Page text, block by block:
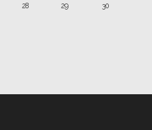
28 29 30